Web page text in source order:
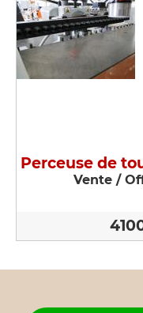
Perceuse de
Vente /